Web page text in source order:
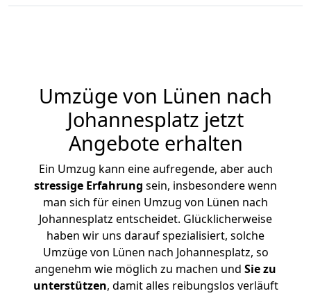
Umzüge von Lünen nach
Johannesplatz jetzt
Angebote erhalten
Ein Umzug kann eine aufregende, aber auch
stressige Erfahrung sein, insbesondere wenn
man sich für einen Umzug von Lünen nach
Johannesplatz entscheidet. Glücklicherweise
haben wir uns darauf spezialisiert, solche
Umzüge von Lünen nach Johannesplatz, so
angenehm wie möglich zu machen und Sie zu
unterstützen, damit alles reibungslos verläuft